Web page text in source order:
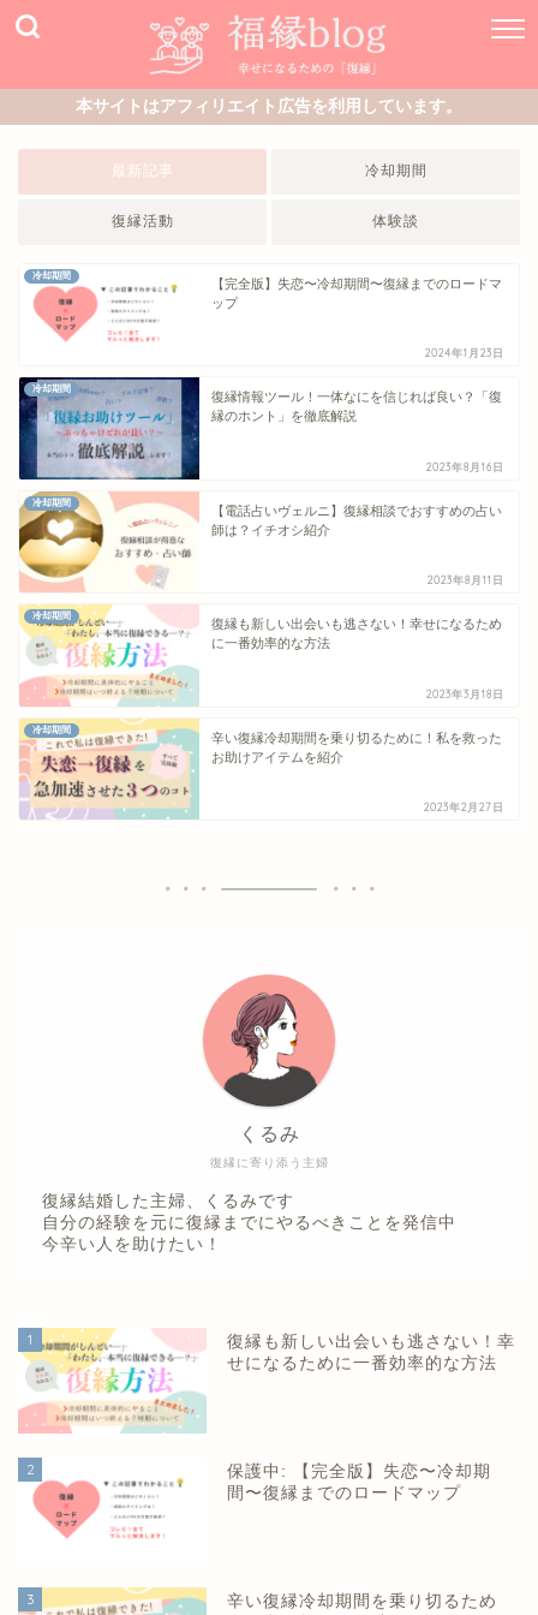
本サイトはアフィリエイト広告を利用しています。
最新記事 冷却期間
復縁活動 体験談
冷却期間
【完全版】失恋〜冷却期間〜復縁までのロードマ
ップ
2024年1月23日
冷却期間
復縁情報ツール！一体なにを信じれば良い？「復
縁のホント」を徹底解説
2023年8月16日
冷却期間
【電話占いヴェルニ】復縁相談でおすすめの占い
師は？イチオシ紹介
2023年8月11日
冷却期間
復縁も新しい出会いも逃さない！幸せになるため
に一番効率的な方法
2023年3月18日
冷却期間
辛い復縁冷却期間を乗り切るために！私を救った
お助けアイテムを紹介
2023年2月27日
復縁に寄り添う主婦
くるみ
復縁結婚した主婦、くるみです
自分の経験を元に復縁までにやるべきことを発信中
今辛い人を助けたい！
1
復縁も新しい出会いも逃さない！幸
せになるために一番効率的な方法
2
保護中: 【完全版】失恋〜冷却期
間〜復縁までのロードマップ
3
辛い復縁冷却期間を乗り切るため